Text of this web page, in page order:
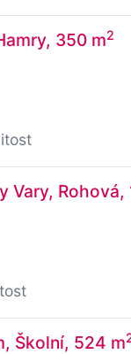
350 m2
Vary, Rohová,
Školní, 524 m